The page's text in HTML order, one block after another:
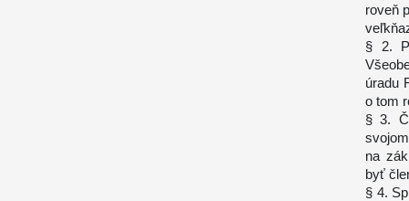
roveň
§ 2.
úradu
o tom
§ 3.
na
byť
§ 4.